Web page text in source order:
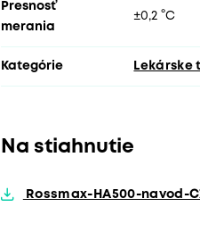
Presnosť
merania
±0,2 °C
Kategórie Lekárske
Na stiahnutie
Rossmax-HA500-navod-